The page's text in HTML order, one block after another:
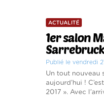
ACTUALITÉ
1er salon
Sarrebruck
Publié le vendredi
Un tout nouveau
aujourd’hui !
2017 ». Avec